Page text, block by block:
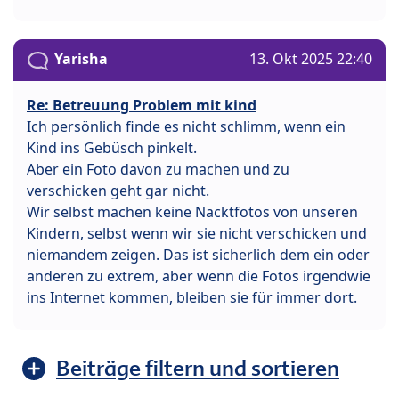
Yarisha 13. Okt 2025 22:40
Re: Betreuung Problem mit kind
Ich persönlich finde es nicht schlimm, wenn ein
Kind ins Gebüsch pinkelt.
Aber ein Foto davon zu machen und zu
verschicken geht gar nicht.
Wir selbst machen keine Nacktfotos von unseren
Kindern, selbst wenn wir sie nicht verschicken und
niemandem zeigen. Das ist sicherlich dem ein oder
anderen zu extrem, aber wenn die Fotos irgendwie
ins Internet kommen, bleiben sie für immer dort.
Beiträge filtern und sortieren